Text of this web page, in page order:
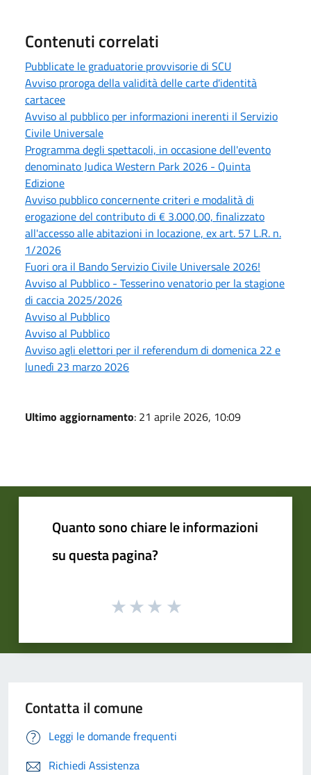
Contenuti correlati
Pubblicate le graduatorie provvisorie di SCU
Avviso proroga della validità delle carte d'identità
cartacee
Avviso al pubblico per informazioni inerenti il Servizio
Civile Universale
Programma degli spettacoli, in occasione dell'evento
denominato Judica Western Park 2026 - Quinta
Edizione
Avviso pubblico concernente criteri e modalità di
erogazione del contributo di € 3.000,00, finalizzato
all'accesso alle abitazioni in locazione, ex art. 57 L.R. n.
1/2026
Fuori ora il Bando Servizio Civile Universale 2026!
Avviso al Pubblico - Tesserino venatorio per la stagione
di caccia 2025/2026
Avviso al Pubblico
Avviso al Pubblico
Avviso agli elettori per il referendum di domenica 22 e
lunedì 23 marzo 2026
Ultimo aggiornamento: 21 aprile 2026, 10:09
Quanto sono chiare le informazioni
su questa pagina?
Contatta il comune
Leggi le domande frequenti
Richiedi Assistenza